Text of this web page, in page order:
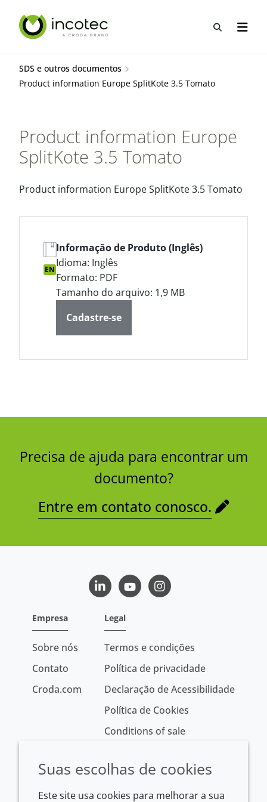
para
para
Abrir
Abrir
SDS e outros documentos
Product information Europe SplitKote 3.5 Tomato
Product information Europe
SplitKote 3.5 Tomato
Product information Europe SplitKote 3.5 Tomato
EN
Informação de Produto (Inglês)
Idioma: Inglês
Formato: PDF
Tamanho do arquivo: 1,9 MB
Cadastre-se
Precisa de ajuda para encontrar um
documento?
Entre em contato conosco.
LinkedInYoutubeInstagram
Empresa
Sobre nós
Contato
Croda.com
Legal
Termos e condições
Política de privacidade
Declaração de Acessibilidade
Política de Cookies
Conditions of sale
Suas escolhas de cookies
Este site usa cookies para melhorar a sua